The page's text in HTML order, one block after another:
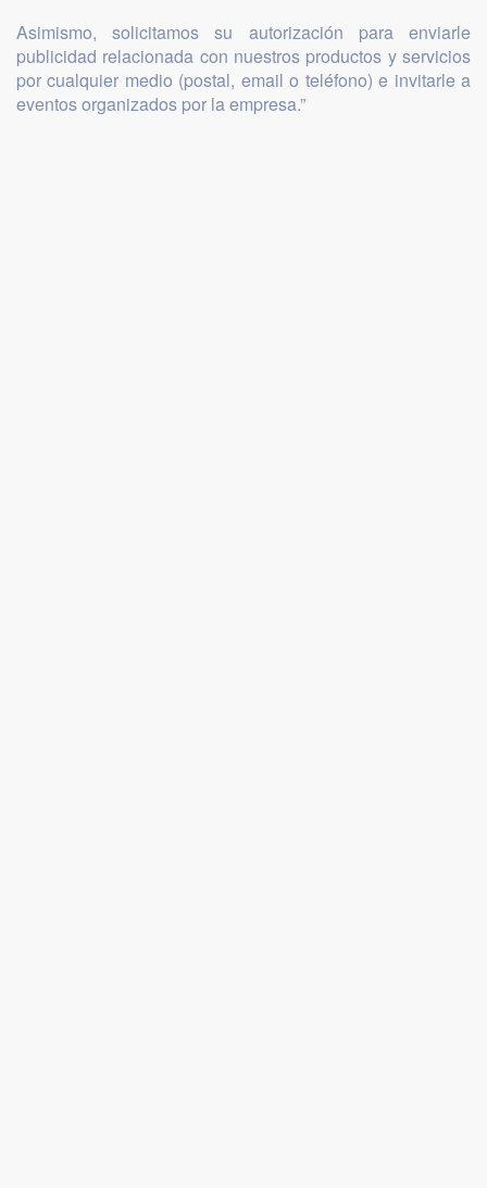
Asimismo, solicitamos su autorización para enviarle
publicidad relacionada con nuestros productos y servicios
por cualquier medio (postal, email o teléfono) e invitarle a
eventos organizados por la empresa.”